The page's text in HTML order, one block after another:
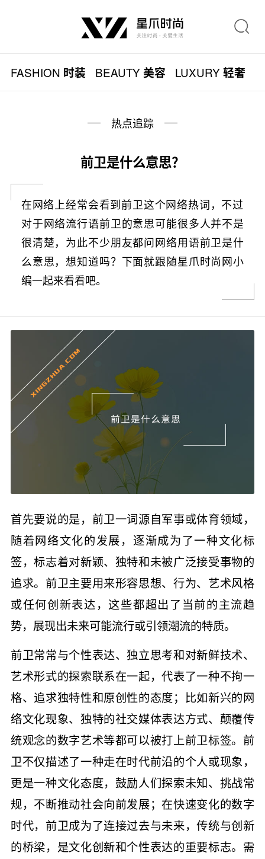
FASHION 时装 BEAUTY美容 LUXURY轻奢
热点追踪
前卫是什么意思？
在网络上经常会看到前卫这个网络热词，不过
对于网络流行语前卫的意思可能很多人并不是
很清楚，为此不少朋友都问网络用语前卫是什
么意思，想知道吗？下面就跟随星爪时尚网小
编一起来看看吧。
首先要说的是，前卫一词源自军事或体育领域，
随着网络文化的发展，逐渐成为了一种文化标
签，标志着对新颖、独特和未被广泛接受事物的
追求。前卫主要用来形容思想、行为、艺术风格
或任何创新表达，这些都超出了当前的主流趋
势，展现出未来可能流行或引领潮流的特质。
前卫常常与个性表达、独立思考和对新鲜技术、
艺术形式的探索联系在一起，代表了一种不拘一
格、追求独特性和原创性的态度；比如新兴的网
络文化现象、独特的社交媒体表达方式、颠覆传
统观念的数字艺术等都可以被打上前卫标签。前
卫不仅描述了一种走在时代前沿的个人或现象，
更是一种文化态度，鼓励人们探索未知、挑战常
规，不断推动社会向前发展；在快速变化的数字
时代，前卫成为了连接过去与未来，传统与创新
的桥梁，是文化创新和个性表达的重要标志。需